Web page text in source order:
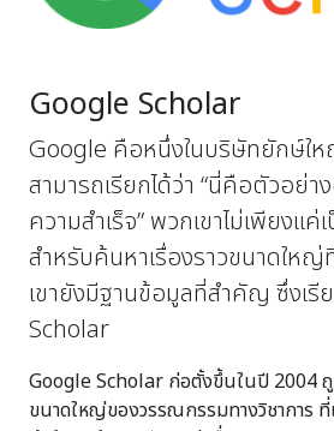
Google Scholar
Google คือหนึ่งในบริษัทยักษ์ใ
สามารถเรียกได้ว่า “นี่คือตัวอย่า
ความสำเร็จ” พวกเขาไม่เพียงแค่
สำหรับค้นหาเรื่องราวขนาดใหญ่
เขายังมีฐานข้อมูลที่สำคัญ ซึ่งเรี
Scholar
Google Scholar ก่อตั้งขึ้นในปี 2004
ขนาดใหญ่ของวรรณกรรมทางวิชาการ ที่